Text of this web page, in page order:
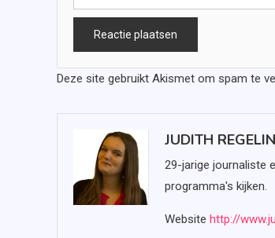
Deze site gebruikt Akismet om spam te
JUDITH
29-jarige journaliste
programma's kijken.
Website http://